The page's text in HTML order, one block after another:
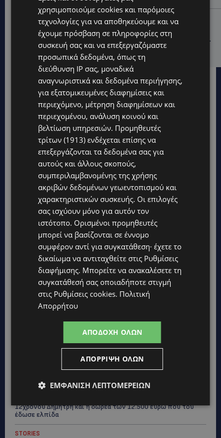
STORIES
ΕΞΩΤΙΚΑ ΖΩΑ ΣΤΗΝ ΚΥΠΡΟ: Πότε επιτρέπεται και
πότε απαγορεύεται να έχεις μαϊμού ως κατοικίδιο –
Ποια ζώα μπορείς να διατηρείς νόμιμα
VIBE NEWS
Η Peugeot είναι ο επίσημος συνεργάτης του Φεστιβάλ
Κινηματογράφου της Βενετίας
VIBE NEWS
Lidl Better Living Days #summer2026: Ένα μοναδικό ταξίδι
ευεξίας, γεμάτο γεύση, ενέργεια και χαμόγελα σε όλη την
μοναδική – Το χαδιάρικο τετράποδο με τη ματιά που λιώνει
UPDATES
12χρονου Δημήτρη και η δωρεά των 12.500 ευρώ που του
έδωσε ελπίδα
STORIES
χρησιμοποιούμε cookies και παρόμοιες
τεχνολογίες για να αποθηκεύουμε και να
έχουμε πρόσβαση σε πληροφορίες στη
συσκευή σας και να επεξεργαζόμαστε
προσωπικά δεδομένα, όπως τη
διεύθυνση IP σας, μοναδικά
αναγνωριστικά και δεδομένα περιήγησης,
για εξατομικευμένες διαφημίσεις και
περιεχόμενο, μέτρηση διαφημίσεων και
περιεχομένου, ανάλυση κοινού και
βελτίωση υπηρεσιών. Προμηθευτές
τρίτων (1913) ενδέχεται επίσης να
επεξεργάζονται τα δεδομένα σας για
αυτούς και άλλους σκοπούς,
συμπεριλαμβανομένης της χρήσης
ακριβών δεδομένων γεωεντοπισμού και
χαρακτηριστικών συσκευής. Οι επιλογές
σας ισχύουν μόνο για αυτόν τον
ιστότοπο. Ορισμένοι προμηθευτές
μπορεί να βασίζονται σε έννομο
συμφέρον αντί για συγκατάθεση· έχετε το
δικαίωμα να αντιταχθείτε στις Ρυθμίσεις
διαφήμισης. Μπορείτε να ανακαλέσετε τη
συγκατάθεσή σας οποιαδήποτε στιγμή
στις Ρυθμίσεις cookies. Πολιτική
Απορρήτου
ΑΠΟΔΟΧΉ ΌΛΩΝ
ΑΠΌΡΡΙΨΗ ΌΛΩΝ
ΕΜΦΆΝΙΣΗ ΛΕΠΤΟΜΕΡΕΙΏΝ